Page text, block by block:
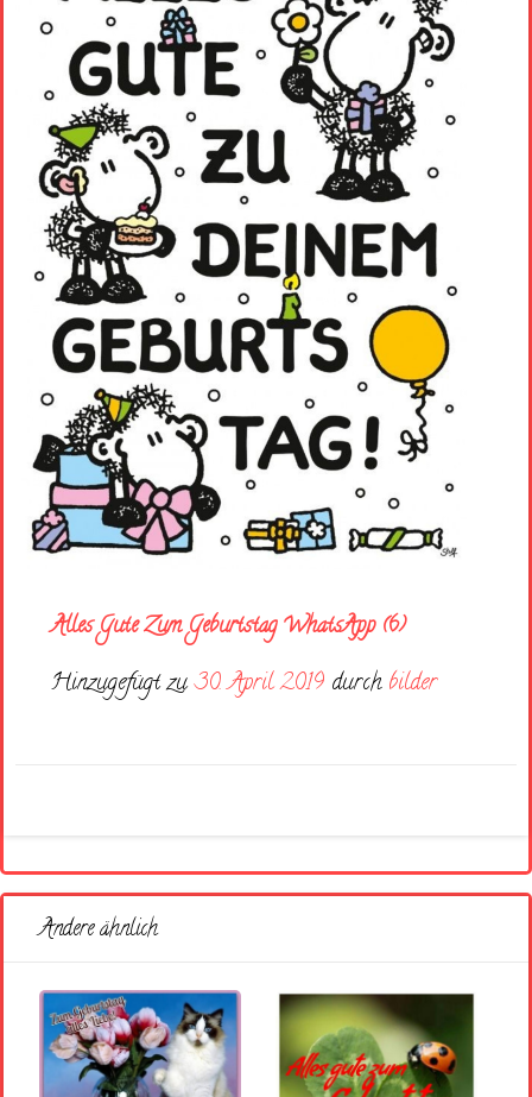
Alles Gute Zum Geburtstag WhatsApp (6)
Hinzugefügt zu30. April 2019 durch bilder
Andere ähnlich